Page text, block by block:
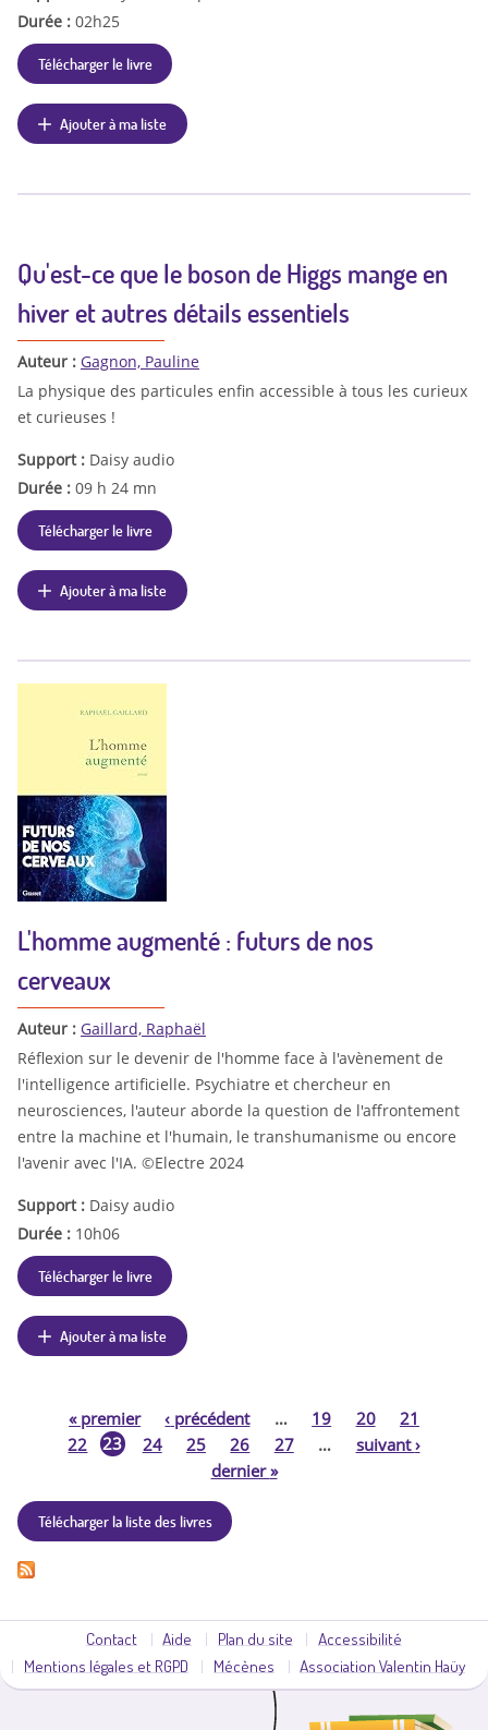
Durée : 02h25
Télécharger le livre
Ajouter à ma liste
Qu'est-ce que le boson de Higgs mange en
hiver et autres détails essentiels
Auteur : Gagnon, Pauline
La physique des particules enfin accessible à tous les curieux
et curieuses !
Support : Daisy audio
Durée : 09 h 24 mn
Télécharger le livre
Ajouter à ma liste
L'homme augmenté : futurs de nos
cerveaux
Auteur : Gaillard, Raphaël
Réflexion sur le devenir de l'homme face à l'avènement de
l'intelligence artificielle. Psychiatre et chercheur en
neurosciences, l'auteur aborde la question de l'affrontement
entre la machine et l'humain, le transhumanisme ou encore
l'avenir avec l'IA. ©Electre 2024
Support : Daisy audio
Durée : 10h06
Télécharger le livre
Ajouter à ma liste
g
e
s
«premier ‹ précédent … 19 20
21
22
23 24 25 26 27 … suivant›
dernier»
Télécharger la liste des livres
Contact Aide Plan du site
Accessibilité
Mentions légales et RGPD
Mécènes Association Valentin Haüy